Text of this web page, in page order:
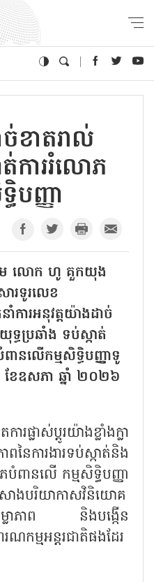
ខាតរាល់​
ត់ការរំលោភ
បញ្ញា
ាម​ លោក ហូ គួកយុង
រទូរលេខ
ារអនុវត្ត​យ៉ាងដាច់
ធប្រឆាំង ទប់ស្កាត់
ន​លើ​កម្មសិទ្ធិបញ្ញា​ទូ
ខែឧសភា ឆ្នាំ ២០២៦​
ផ្លាស់ប្តូរ​យ៉ាង​ខ្លាំង​ក្លា
ៃការងារ​ទប់ស្កាត់និង
ពាន​លើ​​ កម្មសិទ្ធិ​បញ្ញា
ង​បរិយាកាសវិនិយោគ
ម្លាភាព និង​បង្កើន
ណកម្មអន្តរជាតិ​ផងដែរ​